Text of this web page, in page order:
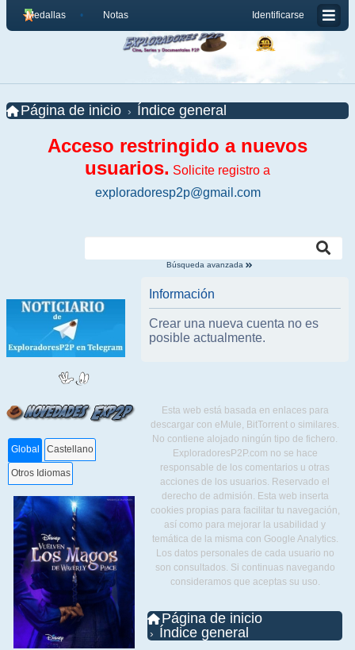
Identificarse
Medallas Notas
Página de inicio Índice general
Acceso restringido a nuevos
usuarios. Solicite registro a
exploradoresp2p@gmail.com
Búsqueda avanzada
Global Castellano
Otros Idiomas
Información
Crear una nueva cuenta no es
posible actualmente.
Esta web está basada en enlaces para
descargar con eMule, BitTorrent o similares.
No contiene alojado ningún tipo de fichero.
ExploradoresP2P.com no se hace
responsable de los comentarios u otras
acciones de los usuarios. Reservado el
derecho de admisión. Esta web inserta
cookies propias para facilitar tu navegación,
así como para mejorar la usabilidad y
temática de la misma con Google Analytics.
Los datos personales de cada usuario no
son consultados. Si continuas navegando
consideramos que aceptas su uso.
Página de inicio
Índice general